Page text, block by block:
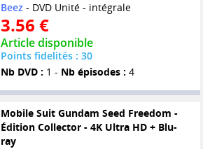
Beez- DVD Unité - intégrale
3.56 €
Article disponible
Points fidelités : 30
Nb DVD : 1 - Nb épisodes : 4
Mobile Suit Gundam Seed Freedom -
Édition Collector - 4K Ultra HD + Blu-
ray